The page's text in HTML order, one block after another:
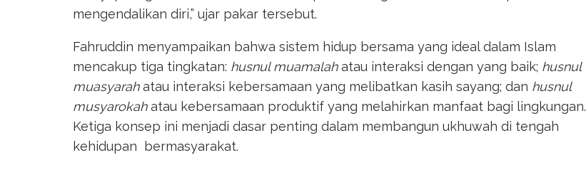
mengendalikan diri,” ujar pakar tersebut.
Fahruddin menyampaikan bahwa sistem hidup bersama yang ideal dalam Islam
mencakup tiga tingkatan: husnul muamalahatau interaksi dengan yang baik; husnul
muasyarahatau interaksi kebersamaan yang melibatkan kasih sayang; dan husnul
musyarokahatau kebersamaan produktif yang melahirkan manfaat bagi lingkungan.
Ketiga konsep ini menjadi dasar penting dalam membangun ukhuwah di tengah
kehidupan bermasyarakat.